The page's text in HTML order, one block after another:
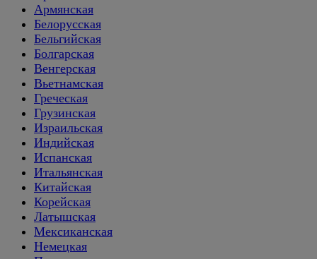
Армянская
Белорусская
Бельгийская
Болгарская
Венгерская
Вьетнамская
Греческая
Грузинская
Израильская
Индийская
Испанская
Итальянская
Китайская
Корейская
Латышская
Мексиканская
Немецкая